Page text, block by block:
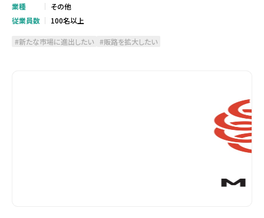
業種
その他
従業員数
100名以上
新たな市場に進出したい 販路を拡大したい